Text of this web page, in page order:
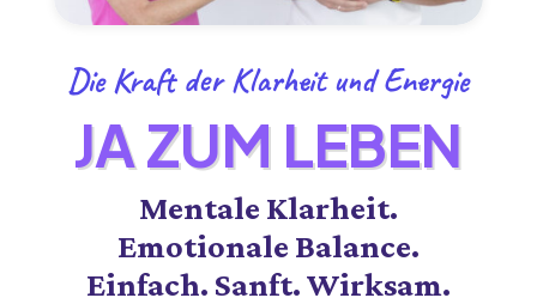
Die Kraft der Klarheit und Energie
JA ZUM LEBEN
Mentale Klarheit.
Emotionale Balance.
Einfach. Sanft. Wirksam.